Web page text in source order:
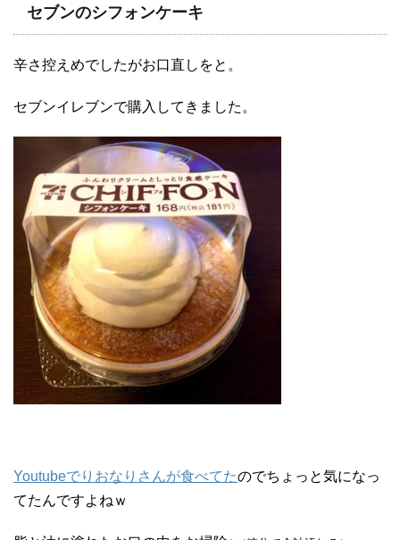
セブンのシフォンケーキ
辛さ控えめでしたがお口直しをと。
セブンイレブンで購入してきました。
Youtubeでりおなりさんが食べてたのでちょっと気になっ
てたんですよねｗ